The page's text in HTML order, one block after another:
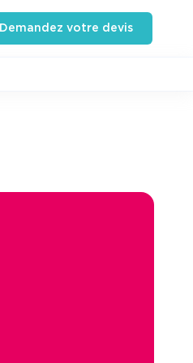
Demandez votre devis